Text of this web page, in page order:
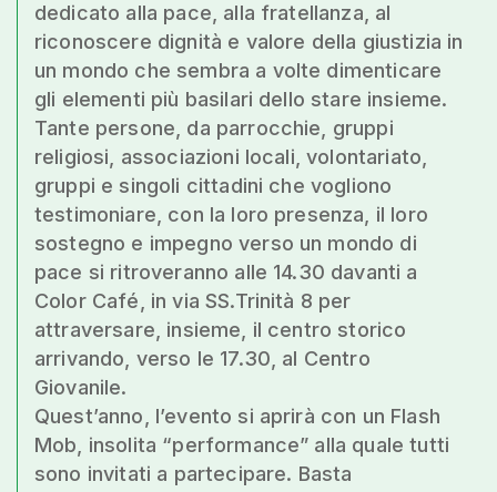
dedicato alla pace, alla fratellanza, al
riconoscere dignità e valore della giustizia in
un mondo che sembra a volte dimenticare
gli elementi più basilari dello stare insieme.
Tante persone, da parrocchie, gruppi
religiosi, associazioni locali, volontariato,
gruppi e singoli cittadini che vogliono
testimoniare, con la loro presenza, il loro
sostegno e impegno verso un mondo di
pace si ritroveranno alle 14.30 davanti a
Color Café, in via SS.Trinità 8 per
attraversare, insieme, il centro storico
arrivando, verso le 17.30, al Centro
Giovanile.
Quest’anno, l’evento si aprirà con un Flash
Mob, insolita “performance” alla quale tutti
sono invitati a partecipare. Basta